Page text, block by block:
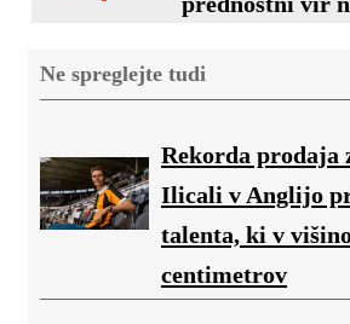
Ne spreglejte tudi
Rekorda prodaja
Ilicali v Anglijo
talenta, ki v
centimetrov